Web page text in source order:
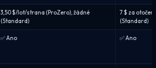
3,50 $/lot/strana (ProZero), žádné
(Standard)
7 $ za
(Standard)
✅ Ano ✅ Ano